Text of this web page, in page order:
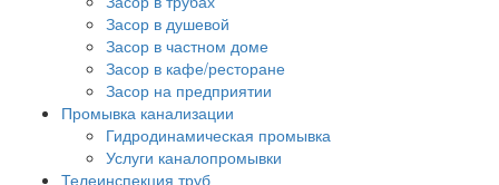
Засор в душевой
Засор в частном доме
Засор в кафе/ресторане
Засор на предприятии
Промывка канализации
Гидродинамическая промывка
Услуги каналопромывки
Телеинспекция труб